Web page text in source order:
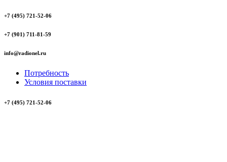
+7 (495) 721-52-06
+7 (901) 711-81-59
info@radionel.ru
Потребность
Условия поставки
+7 (495) 721-52-06